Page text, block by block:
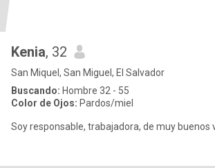
Kenia, 32
San Miquel, San Miguel, El Salvador
Buscando: Hombre 32 - 55
Color de Ojos: Pardos/miel
Soy responsable, trabajadora, de muy buenos